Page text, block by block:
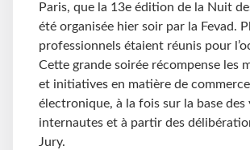
Paris, que la 13e édition de la Nuit
été organisée hier soir par la Fevad.
professionnels étaient réunis pour
Cette grande soirée récompense les
et initiatives en matière de commerce
électronique, à la fois sur la base des
internautes et à partir des
Jury.